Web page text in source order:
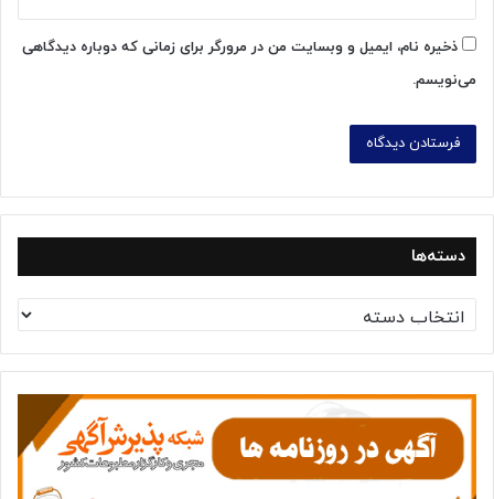
ذخیره نام، ایمیل و وبسایت من در مرورگر برای زمانی که دوباره دیدگاهی
می‌نویسم.
دسته‌ها
س
ت
ه‌
ه